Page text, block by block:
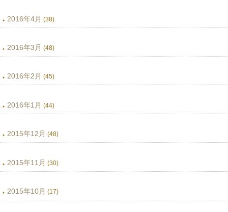
2016年4月 (38)
2016年3月 (48)
2016年2月 (45)
2016年1月 (44)
2015年12月 (48)
2015年11月 (30)
2015年10月 (17)